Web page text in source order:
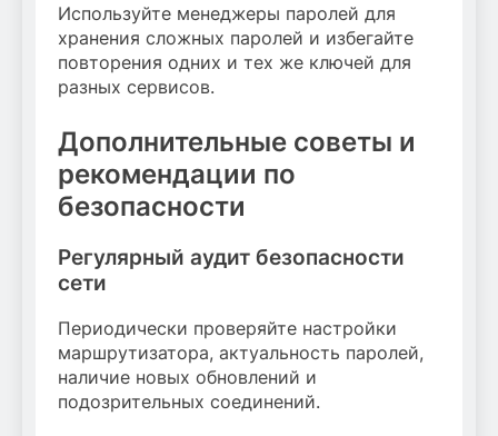
Используйте менеджеры паролей для
хранения сложных паролей и избегайте
повторения одних и тех же ключей для
разных сервисов.
Дополнительные советы и
рекомендации по
безопасности
Регулярный аудит безопасности
сети
Периодически проверяйте настройки
маршрутизатора, актуальность паролей,
наличие новых обновлений и
подозрительных соединений.